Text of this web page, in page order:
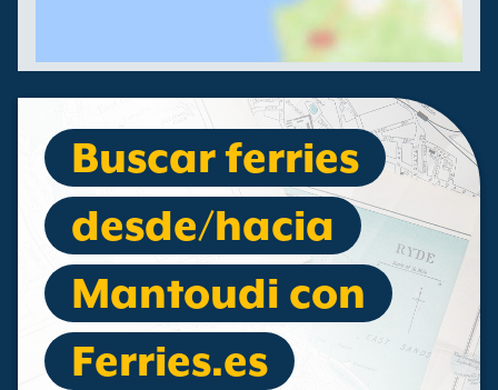
Buscar ferries
desde/hacia
Mantoudi con
Ferries.es